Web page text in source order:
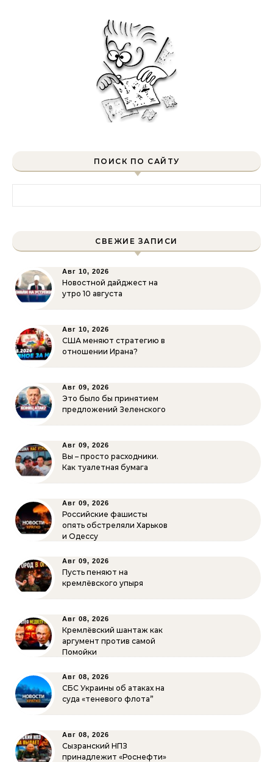
ПОИСК ПО САЙТУ
СВЕЖИЕ ЗАПИСИ
Авг 10, 2026
Новостной дайджест на
утро 10 августа
Авг 10, 2026
США меняют стратегию в
отношении Ирана?
Авг 09, 2026
Это было бы принятием
предложений Зеленского
Авг 09, 2026
Вы – просто расходники.
Как туалетная бумага
Авг 09, 2026
Российские фашисты
опять обстреляли Харьков
и Одессу
Авг 09, 2026
Пусть пеняют на
кремлёвского упыря
Авг 08, 2026
Кремлёвский шантаж как
аргумент против самой
Помойки
Авг 08, 2026
СБС Украины об атаках на
суда «теневого флота”
Авг 08, 2026
Сызранский НПЗ
принадлежит «Роснефти»